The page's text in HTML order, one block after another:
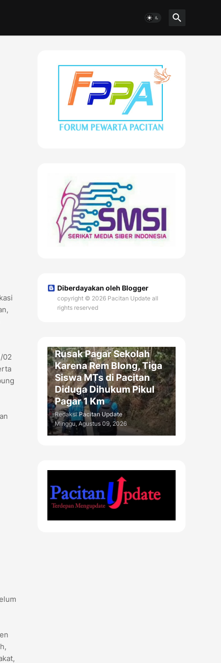
02
Diberdayakan oleh Blogger
copyright © 2026 Pacitan Update all
rights reserved
Rusak Pagar Sekolah
Karena Rem Blong, Tiga
Siswa MTs di Pacitan
Diduga Dihukum Pikul
Pagar 1 Km
Redaksi Pacitan Update
Minggu, Agustus 09, 2026